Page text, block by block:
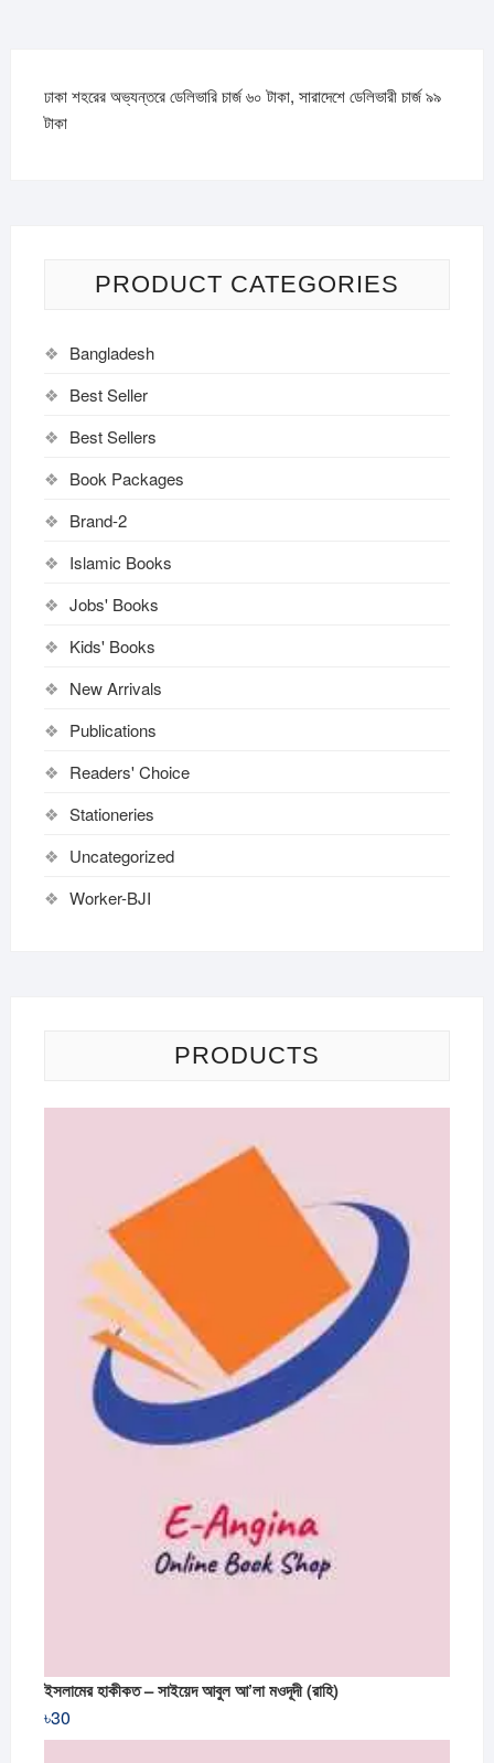
ঢাকা শহরের অভ্যন্তরে ডেলিভারি চার্জ ৬০ টাকা, সারাদেশে ডেলিভারী চার্জ ৯৯
টাকা
PRODUCT CATEGORIES
Bangladesh
Best Seller
Best Sellers
Book Packages
Brand-2
Islamic Books
Jobs' Books
Kids' Books
New Arrivals
Publications
Readers' Choice
Stationeries
Uncategorized
Worker-BJI
PRODUCTS
ইসলামের হাকীকত – সাইয়েদ আবুল আ’লা মওদূদী (রাহি)
৳30